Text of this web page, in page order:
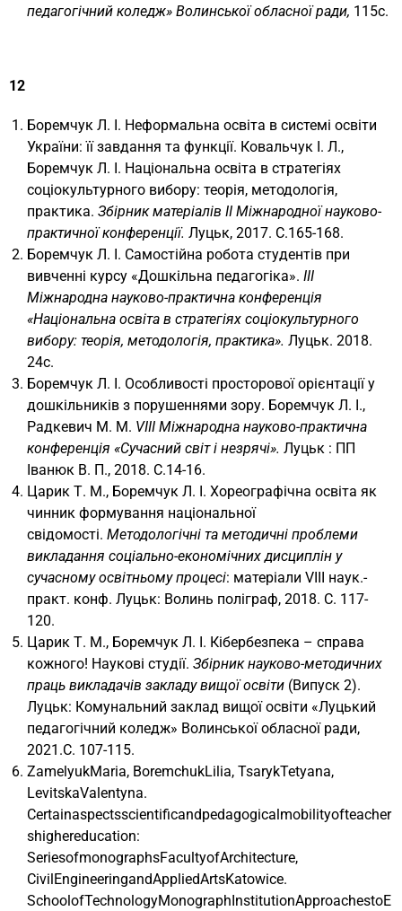
педагогічний коледж» Волинської обласної ради, 115с.
12
Боремчук Л. І. Неформальна освіта в системі освіти
України: її завдання та функції. Ковальчук І. Л.,
Боремчук Л. І. Національна освіта в стратегіях
соціокультурного вибору: теорія, методологія,
практика. Збірник матеріалів ІІ Міжнародної науково-
практичної конференції. Луцьк, 2017. С.165-168.
Боремчук Л. І. Самостійна робота студентів при
вивченні курсу «Дошкільна педагогіка». ІІІ
Міжнародна науково-практична конференція
«Національна освіта в стратегіях соціокультурного
вибору: теорія, методологія, практика». Луцьк. 2018.
24с.
Боремчук Л. І. Особливості просторової орієнтації у
дошкільників з порушеннями зору. Боремчук Л. І.,
Радкевич М. М. VІІІ Міжнародна науково-практична
конференція «Сучасний світ і незрячі». Луцьк : ПП
Іванюк В. П., 2018. С.14-16.
Царик Т. М., Боремчук Л. І. Хореографічна освіта як
чинник формування національної
свідомості. Методологічні та методичні проблеми
викладання соціально-економічних дисциплін у
сучасному освітньому процесі: матеріали VІІІ наук.-
практ. конф. Луцьк: Волинь поліграф, 2018. С. 117-
120.
Царик Т. М., Боремчук Л. І. Кібербезпека – справа
кожного! Наукові студії. Збірник науково-методичних
праць викладачів закладу вищої освіти (Випуск 2).
Луцьк: Комунальний заклад вищої освіти «Луцький
педагогічний коледж» Волинської обласної ради,
2021.С. 107-115.
ZamelyukMaria, BoremchukLilia, TsarykTetyana,
LevitskaValentyna.
Certainaspectsscientificandpedagogicalmobilityofteacher
shighereducation:
SeriesofmonographsFacultyofArchitecture,
CivilEngineeringandAppliedArtsKatowice.
SchoolofTechnologyMonographInstitutionApproachestoE